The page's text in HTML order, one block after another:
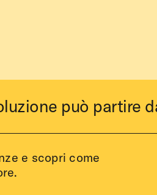
può partire
e scopri come